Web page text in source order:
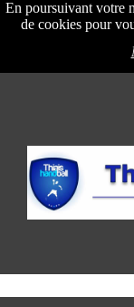
En poursuivant votre
de cookies pour